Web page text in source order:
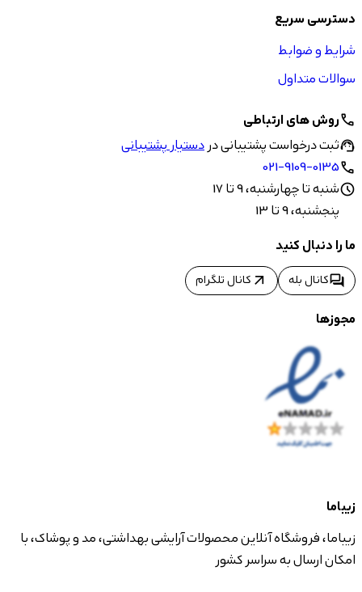
دسترسی سریع
شرایط و ضوابط
سوالات متداول
callروش های ارتباطی
support_agentثبت درخواست پشتیبانی دردستیار پشتیبانی
call
021-9109-0135
scheduleشنبه تا چهارشنبه، 9 تا 17
پنجشنبه، 9 تا 13
ما را دنبال کنید
forumکانال بله arrow_outward کانال تلگرام
مجوزها
زیباما
زیباما، فروشگاه آنلاین محصولات آرایشی بهداشتی، مد و پوشاک، با
امکان ارسال به سراسر کشور